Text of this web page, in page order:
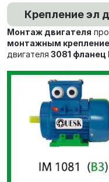
Крепление эл
Монтаж двигателя
монтажным
двигателя 3081 фланец